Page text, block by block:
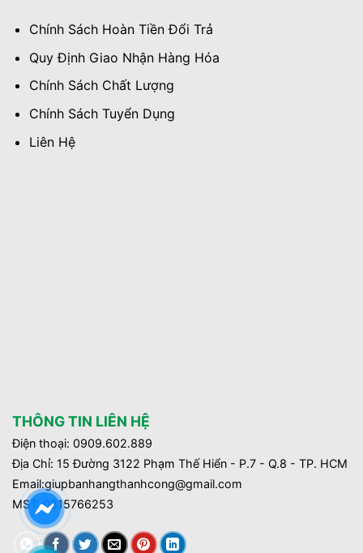
Chính Sách Hoàn Tiền Đổi Trả
Quy Định Giao Nhận Hàng Hóa
Chính Sách Chất Lượng
Chính Sách Tuyển Dụng
Liên Hệ
THÔNG TIN LIÊN HỆ
Điện thoại: 0909.602.889
Địa Chỉ: 15 Đường 3122 Phạm Thế Hiển - P.7 - Q.8 - TP. HCM
Email:giupbanhangthanhcong@gmail.com
MST:0315766253